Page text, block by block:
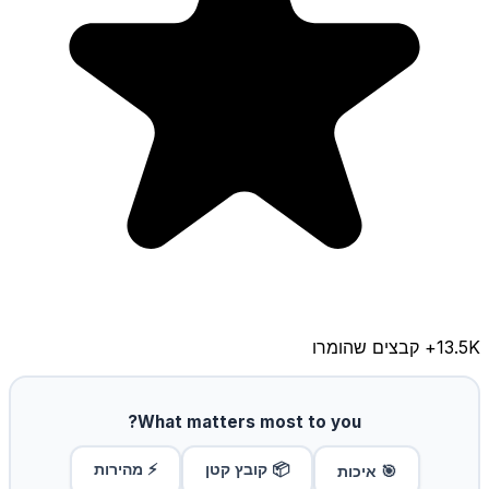
13.5K+ קבצים שהומרו
What matters most to you?
🎯 איכות 📦 קובץ קטן ⚡ מהירות